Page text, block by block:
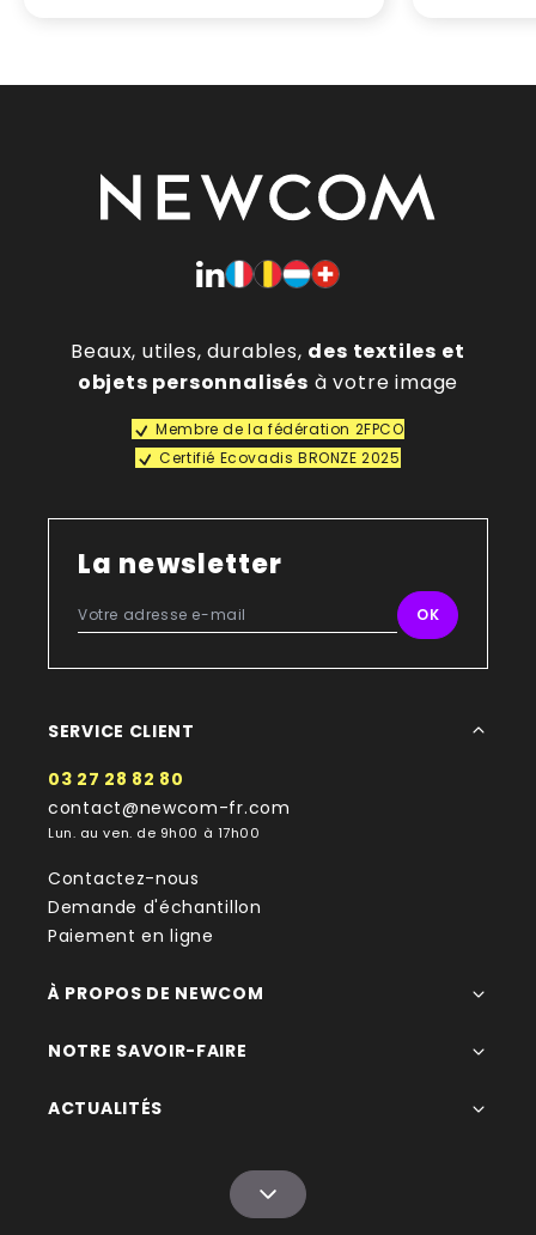
Beaux, utiles, durables, des textiles et
objets personnalisés à votre image
Membre de la fédération 2FPCO
Certifié Ecovadis BRONZE 2025
La newsletter
SERVICE CLIENT
03 27 28 82 80
contact@newcom-fr.com
Lun. au ven. de 9h00 à 17h00
Contactez-nous
Demande d'échantillon
Paiement en ligne
À PROPOS DE NEWCOM
NOTRE SAVOIR-FAIRE
ACTUALITÉS